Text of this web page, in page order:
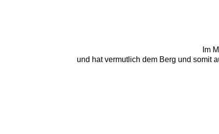
Im
und hat vermutlich dem Berg und somit